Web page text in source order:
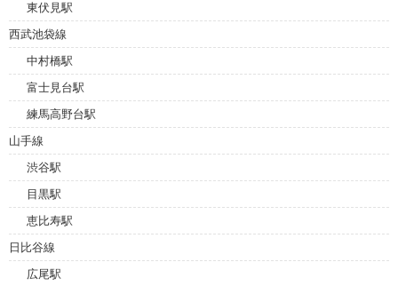
東伏見駅
西武池袋線
中村橋駅
富士見台駅
練馬高野台駅
山手線
渋谷駅
目黒駅
恵比寿駅
日比谷線
広尾駅